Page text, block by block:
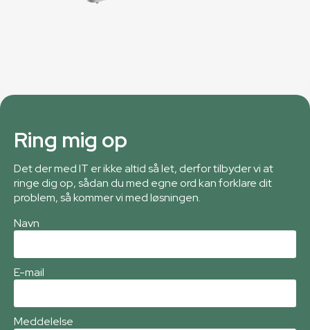
Ring mig op
Det der med IT er ikke altid så let, derfor tilbyder vi at
ringe dig op, sådan du med egne ord kan forklare dit
problem, så kommer vi med løsningen.
Navn
E-mail
Meddelelse